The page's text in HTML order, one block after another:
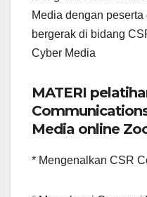
Media dengan
bergerak di bidang
Cyber Media
MATERI
Media online
* Mengenalkan CSR